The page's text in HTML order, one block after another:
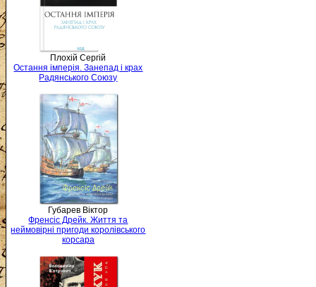
Плохій Сергій
Остання імперія. Занепад і крах
Радянського Союзу
Губарев Віктор
Френсіс Дрейк. Життя та
неймовірні пригоди королівського
корсара